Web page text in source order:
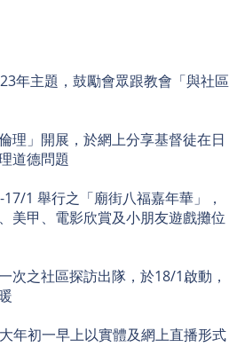
年主題，鼓勵會眾跟教會「與社區
理」開展，於網上分享基督徒在日
道德問題
1 舉行之「廟街八福嘉年華」，
美甲、電影欣賞及小朋友遊戲攤位
次之社區探訪出隊，於18/1啟動，
年初一早上以實體及網上直播形式